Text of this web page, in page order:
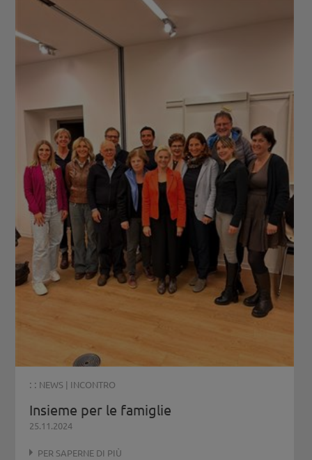
: : NEWS | INCONTRO
Insieme per le famiglie
25.11.2024
PER SAPERNE DI PIÙ